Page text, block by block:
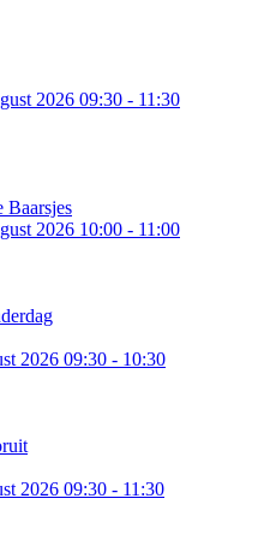
2026 09:30 - 11:30
Baarsjes
2026 10:00 - 11:00
2026 09:30 - 10:30
2026 09:30 - 11:30